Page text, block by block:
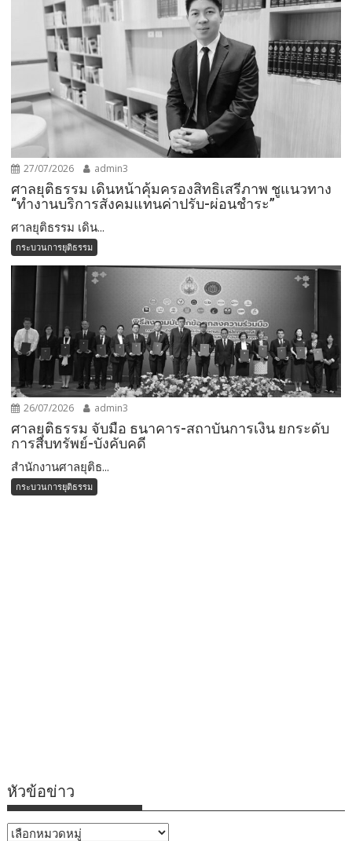
27/07/2026 admin3
ศาลยุติธรรม เดินหน้าคุ้มครองสิทธิเสรีภาพ ชูแนวทาง
“ทำงานบริการสังคมแทนค่าปรับ-ผ่อนชำระ”
ศาลยุติธรรม เดิน...
กระบวนการยุติธรรม
26/07/2026 admin3
ศาลยุติธรรม จับมือ ธนาคาร-สถาบันการเงิน ยกระดับ
การสืบทรัพย์-บังคับคดี
สำนักงานศาลยุติธ...
กระบวนการยุติธรรม
หัวข้อข่าว
หัวข้อ